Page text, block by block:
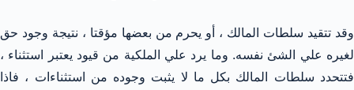
وقد تتقيد سلطات المالك ، أو يحرم من بعضها مؤقتا ، نتيجة وجود حق
لغيره علي الشئ نفسه. وما يرد علي الملكية من قيود يعتبر استثناء ،
فتتحدد سلطات المالك بكل ما لا يثبت وجوده من استثناءات ، فاذا